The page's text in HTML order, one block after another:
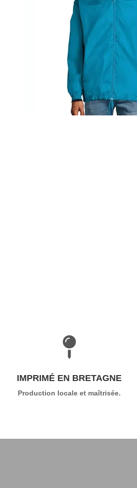

IMPRIMÉ EN BRETAGNE
Production locale et maîtrisée.